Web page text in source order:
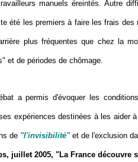
manuels éreintés. Autre
été les premiers à faire les frais
plus fréquentes que chez la
et de périodes de chômage.
a permis d'évoquer les
expériences destinées à les aider
de "l'invisibilité"et de l'exclusion
juillet 2005, "La France découvre